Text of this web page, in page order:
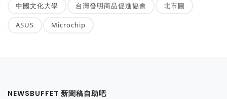
中國文化大學 台灣發明商品促進協會 北市圖
ASUS Microchip
NEWSBUFFET 新聞稿自助吧